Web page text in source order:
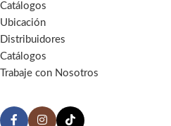
Catálogos
Ubicación
Distribuidores
Catálogos
Trabaje con Nosotros